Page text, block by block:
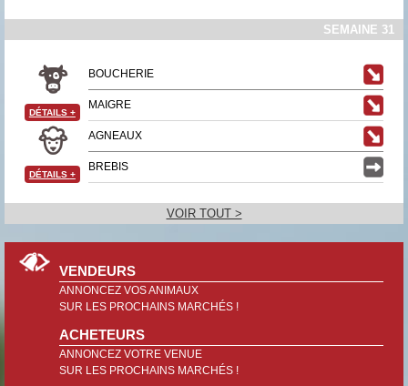
SEMAINE 31
BOUCHERIE
MAIGRE
DÉTAILS +
AGNEAUX
BREBIS
DÉTAILS +
VOIR TOUT >
VENDEURS
ANNONCEZ VOS ANIMAUX
SUR LES PROCHAINS MARCHÉS !
ACHETEURS
ANNONCEZ VOTRE VENUE
SUR LES PROCHAINS MARCHÉS !